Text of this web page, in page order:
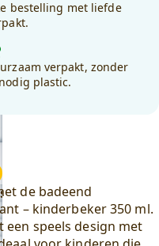
bestelling met liefde
verpakt, zonder
plastic.
de badeend
– kinderbeker 350 ml.
speels design met